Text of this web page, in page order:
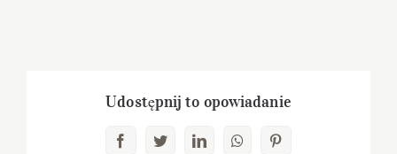
Udostępnij to opowiadanie
FacebookTwitterLinkedInWhatsAppPinterest